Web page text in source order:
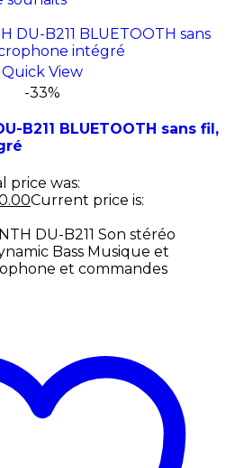
Quick View
-33%
B211 BLUETOOTH sans fil,
price was:
Current price is:
DU-B211 Son stéréo
Bass Musique et
et commandes